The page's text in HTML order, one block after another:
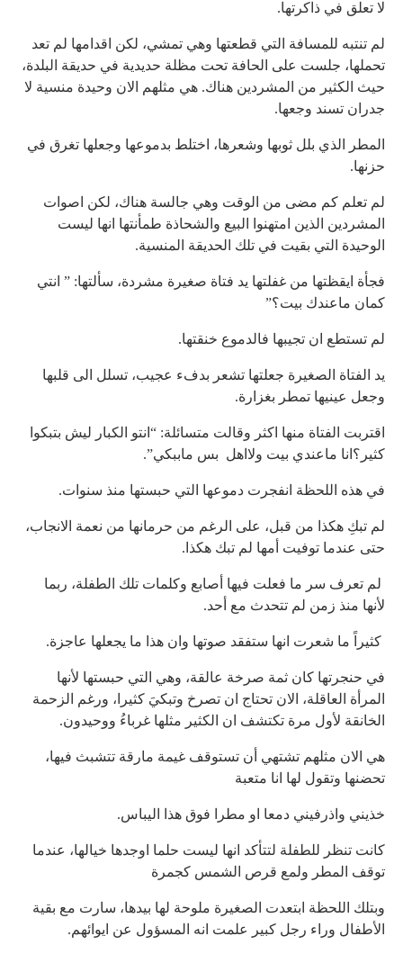
لا تعلق في ذاكرتها.
لم تنتبه للمسافة التي قطعتها وهي تمشي، لكن اقدامها لم تعد
تحملها، جلست على الحافة تحت مظلة حديدية في حديقة البلدة،
حيث الكثير من المشردين هناك. هي مثلهم الان وحيدة منسية لا
جدران تسند وجعها.
المطر الذي بلل ثوبها وشعرها، اختلط بدموعها وجعلها تغرق في
حزنها.
لم تعلم كم مضى من الوقت وهي جالسة هناك، لكن اصوات
المشردين الذين امتهنوا البيع والشحاذة طمأنتها انها ليست
الوحيدة التي بقيت في تلك الحديقة المنسية.
فجأة ايقظتها من غفلتها يد فتاة صغيرة مشردة، سألتها: ” انتي
كمان ماعندك بيت؟”
لم تستطع ان تجيبها فالدموع خنقتها.
يد الفتاة الصغيرة جعلتها تشعر بدفء عجيب، تسلل الى قلبها
وجعل عينيها تمطر بغزارة.
اقتربت الفتاة منها اكثر وقالت متسائلة: “انتو الكبار ليش بتبكوا
كثير؟انا ماعندي بيت ولااهل بس ماببكي”.
في هذه اللحظة انفجرت دموعها التي حبستها منذ سنوات.
لم تبكِ هكذا من قبل، على الرغم من حرمانها من نعمة الانجاب،
حتى عندما توفيت أمها لم تبك هكذا.
لم تعرف سر ما فعلت فيها أصابع وكلمات تلك الطفلة، ربما
لأنها منذ زمن لم تتحدث مع أحد.
كثيراً ما شعرت انها ستفقد صوتها وان هذا ما يجعلها عاجزة.
في حنجرتها كان ثمة صرخة عالقة، وهي التي حبستها لأنها
المرأة العاقلة، الان تحتاج ان تصرخ وتبكيَ كثيرا، ورغم الزحمة
الخانقة لأول مرة تكتشف ان الكثير مثلها غرباءُ ووحيدون.
هي الان مثلهم تشتهي أن تستوقف غيمة مارقة تتشبث فيها،
تحضنها وتقول لها انا متعبة
خذيني واذرفيني دمعا او مطرا فوق هذا اليباس.
كانت تنظر للطفلة لتتأكد انها ليست حلما اوجدها خيالها، عندما
توقف المطر ولمع قرص الشمس كجمرة
وبتلك اللحظة ابتعدت الصغيرة ملوحة لها بيدها، سارت مع بقية
الأطفال وراء رجل كبير علمت انه المسؤول عن ايوائهم.